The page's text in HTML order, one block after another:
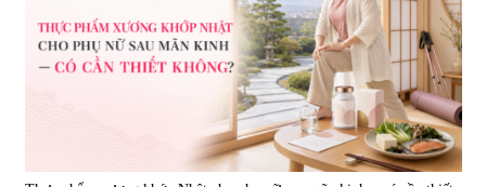
| 57.920
1.450.000 đ
trí nhớ DHA + EPA + Flaxseed
Oil 30 viên/gói - Date 02/2027
|52.346
225.000 đ